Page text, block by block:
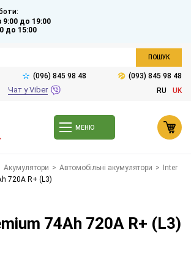
9:00 до 19:00
до 15:00
ПОШУК
(096) 845 98 48 (093) 845 98 48
Чат у Viber RU UK
МЕНЮ
Акумулятори > Автомобільні акумулятори >
Inter
720A R+ (L3)
74Ah 720A R+ (L3)